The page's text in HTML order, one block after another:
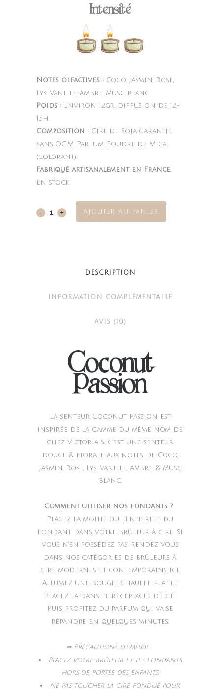
Intensité
Notes olfactives : Coco, Jasmin, Rose,
Lys, Vanille, Ambre, Musc blanc.
Poids : Environ 12gr, diffusion de 12-
15h.
Composition : Cire de Soja garantie
sans OGM, Parfum, Poudre de Mica
(colorant).
Fabriqué artisanalement en France.
En stock
Coconut AJOUTER AU PANIER
DESCRIPTION
INFORMATION COMPLÉMENTAIRE
AVIS (10)
Coconut
Passion
La senteur Coconut Passion est
inspirée de la gamme du même nom de
chez Victoria S. C’est une senteur
douce & florale aux notes de Coco,
Jasmin, Rose, Lys, Vanille, Ambre & Musc
blanc.
Comment utiliser nos fondants ?
Placez la moitié ou l’entièreté du
fondant dans votre brûleur à cire. Si
vous n’en possédez pas, rendez vous
dans nos catégories de brûleurs à
cire modernes et contemporains ici.
Allumez une bougie chauffe plat et
placez la dans le réceptacle dédié.
Puis profitez du parfum qui va se
répandre en quelques minutes.
⇒ Précautions d’emploi :
Placez votre brûleur et les fondants
hors de portée des enfants.
Ne pas toucher la cire fondue pour